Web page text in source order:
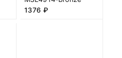
1376 ₽